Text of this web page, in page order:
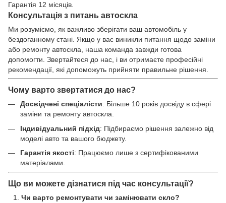
Гарантія 12 місяців.
Консультація з питань автоскла
Ми розуміємо, як важливо зберігати ваш автомобіль у
бездоганному стані. Якщо у вас виникли питання щодо заміни
або ремонту автоскла, наша команда завжди готова
допомогти. Звертайтеся до нас, і ви отримаєте професійні
рекомендації, які допоможуть прийняти правильне рішення.
Чому варто звертатися до нас?
Досвідчені спеціалісти: Більше 10 років досвіду в сфері
заміни та ремонту автоскла.
Індивідуальний підхід: Підбираємо рішення залежно від
моделі авто та вашого бюджету.
Гарантія якості: Працюємо лише з сертифікованими
матеріалами.
Що ви можете дізнатися під час консультації?
Чи варто ремонтувати чи замінювати скло?